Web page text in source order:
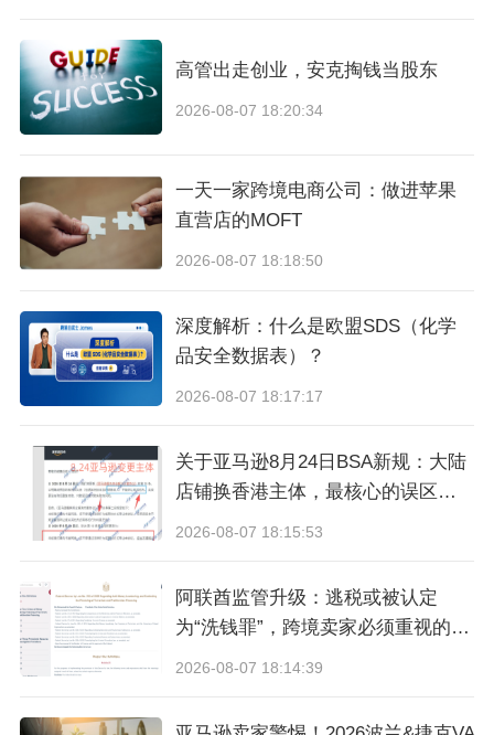
交易明细。
相关文章推荐：
备多少预算
封面来源/图虫创意
（来源：跨境小师妹）
以上内容属作者个人观点，不代表雨果跨境立
场！如有侵权，请联系我们。
高管出走创业，安克掏钱当股东
2026-08-07 18:20:34
一天一家跨境电商公司：做进苹果
直营店的MOFT
2026-08-07 18:18:50
深度解析：什么是欧盟SDS（化学
品安全数据表）？
2026-08-07 18:17:17
关于亚马逊8月24日BSA新规：大陆
店铺换香港主体，最核心的误区与
真相
2026-08-07 18:15:53
阿联酋监管升级：逃税或被认定
为“洗钱罪”，跨境卖家必须重视的合
2026-08-07 18:14:39